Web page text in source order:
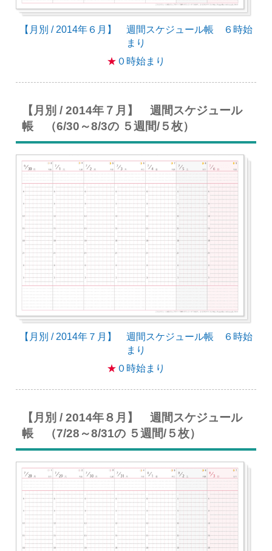
【月別 / 2014年６月】 週間スケジュール帳 ６時始
まり
★ ０時始まり
【月別 / 2014年７月】 週間スケジュール
帳 （6/30～8/3の ５週間/５枚）
【月別 / 2014年７月】 週間スケジュール帳 ６時始
まり
★ ０時始まり
【月別 / 2014年８月】 週間スケジュール
帳 （7/28～8/31の ５週間/５枚）